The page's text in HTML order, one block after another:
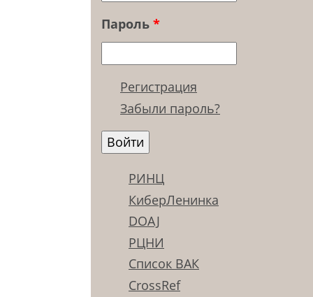
Пароль *
Регистрация
Забыли пароль?
РИНЦ
КиберЛенинка
DOAJ
РЦНИ
Список ВАК
CrossRef